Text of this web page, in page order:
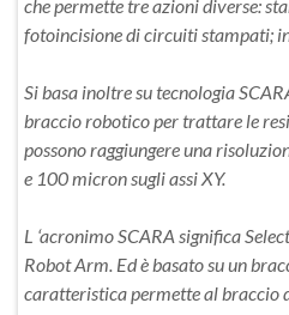
che permette tre azioni diverse:
fotoincisione di circuiti stampati;
Si basa inoltre su tecnologia
braccio robotico per trattare le
possono raggiungere una
e 100 micron sugli assi XY.
L ‘acronimo SCARA significa
Robot Arm. Ed è basato su un
caratteristica permette al braccio